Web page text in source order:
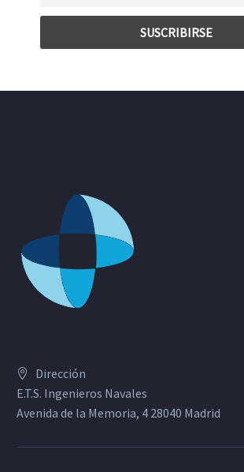
Dirección
E.T.S. Ingenieros Navales
Avenida de la Memoria, 4 28040 Madrid